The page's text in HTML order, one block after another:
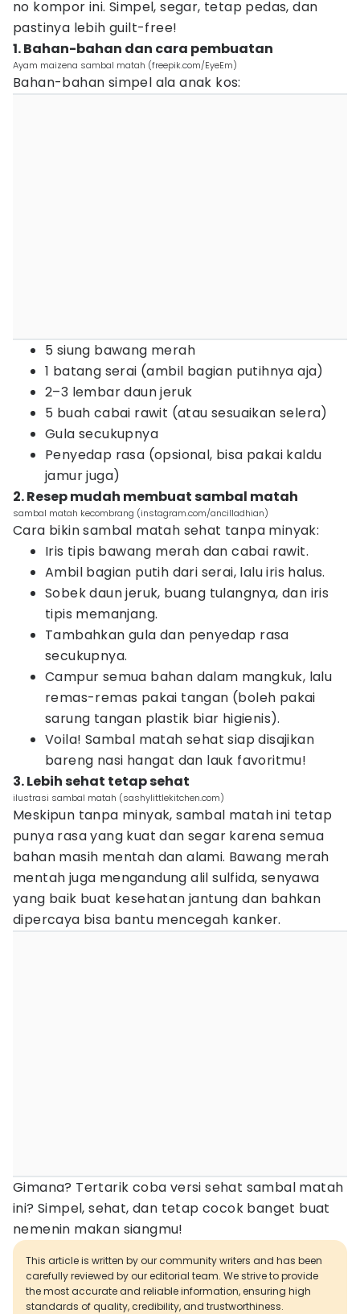
no kompor ini. Simpel, segar, tetap pedas, dan
pastinya lebih guilt-free!
1. Bahan-bahan dan cara pembuatan
Ayam maizena sambal matah (freepik.com/EyeEm)
Bahan-bahan simpel ala anak kos:
5 siung bawang merah
1 batang serai (ambil bagian putihnya aja)
2–3 lembar daun jeruk
5 buah cabai rawit (atau sesuaikan selera)
Gula secukupnya
Penyedap rasa (opsional, bisa pakai kaldu
jamur juga)
2. Resep mudah membuat sambal matah
sambal matah kecombrang (instagram.com/ancilladhian)
Cara bikin sambal matah sehat tanpa minyak:
Iris tipis bawang merah dan cabai rawit.
Ambil bagian putih dari serai, lalu iris halus.
Sobek daun jeruk, buang tulangnya, dan iris
tipis memanjang.
Tambahkan gula dan penyedap rasa
secukupnya.
Campur semua bahan dalam mangkuk, lalu
remas-remas pakai tangan (boleh pakai
sarung tangan plastik biar higienis).
Voila! Sambal matah sehat siap disajikan
bareng nasi hangat dan lauk favoritmu!
3. Lebih sehat tetap sehat
ilustrasi sambal matah (sashylittlekitchen.com)
Meskipun tanpa minyak, sambal matah ini tetap
punya rasa yang kuat dan segar karena semua
bahan masih mentah dan alami. Bawang merah
mentah juga mengandung alil sulfida, senyawa
yang baik buat kesehatan jantung dan bahkan
dipercaya bisa bantu mencegah kanker.
Gimana? Tertarik coba versi sehat sambal matah
ini? Simpel, sehat, dan tetap cocok banget buat
nemenin makan siangmu!
This article is written by our community writers and has been
carefully reviewed by our editorial team. We strive to provide
the most accurate and reliable information, ensuring high
standards of quality, credibility, and trustworthiness.